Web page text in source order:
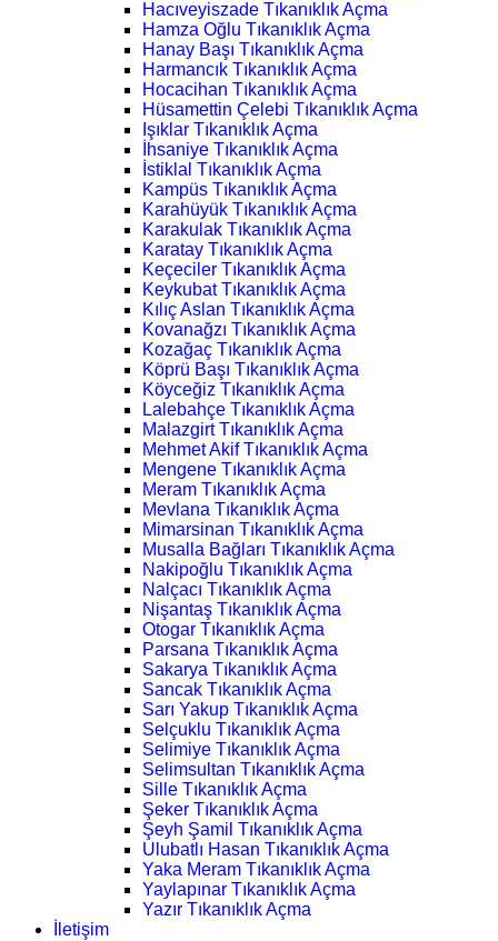
Hacıveyiszade Tıkanıklık Açma
Hamza Oğlu Tıkanıklık Açma
Hanay Başı Tıkanıklık Açma
Harmancık Tıkanıklık Açma
Hocacihan Tıkanıklık Açma
Hüsamettin Çelebi Tıkanıklık Açma
Işıklar Tıkanıklık Açma
İhsaniye Tıkanıklık Açma
İstiklal Tıkanıklık Açma
Kampüs Tıkanıklık Açma
Karahüyük Tıkanıklık Açma
Karakulak Tıkanıklık Açma
Karatay Tıkanıklık Açma
Keçeciler Tıkanıklık Açma
Keykubat Tıkanıklık Açma
Kılıç Aslan Tıkanıklık Açma
Kovanağzı Tıkanıklık Açma
Kozağaç Tıkanıklık Açma
Köprü Başı Tıkanıklık Açma
Köyceğiz Tıkanıklık Açma
Lalebahçe Tıkanıklık Açma
Malazgirt Tıkanıklık Açma
Mehmet Akif Tıkanıklık Açma
Mengene Tıkanıklık Açma
Meram Tıkanıklık Açma
Mevlana Tıkanıklık Açma
Mimarsinan Tıkanıklık Açma
Musalla Bağları Tıkanıklık Açma
Nakipoğlu Tıkanıklık Açma
Nalçacı Tıkanıklık Açma
Nişantaş Tıkanıklık Açma
Otogar Tıkanıklık Açma
Parsana Tıkanıklık Açma
Sakarya Tıkanıklık Açma
Sancak Tıkanıklık Açma
Sarı Yakup Tıkanıklık Açma
Selçuklu Tıkanıklık Açma
Selimiye Tıkanıklık Açma
Selimsultan Tıkanıklık Açma
Sille Tıkanıklık Açma
Şeker Tıkanıklık Açma
Şeyh Şamil Tıkanıklık Açma
Ulubatlı Hasan Tıkanıklık Açma
Yaka Meram Tıkanıklık Açma
Yaylapınar Tıkanıklık Açma
Yazır Tıkanıklık Açma
İletişim